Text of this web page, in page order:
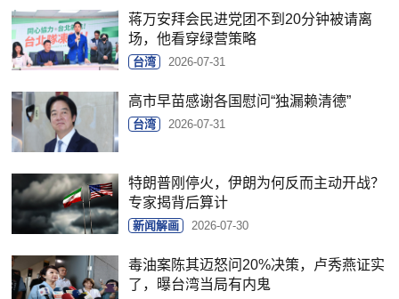
蒋万安拜会民进党团不到20分钟被请离
场，他看穿绿营策略
台湾 2026-07-31
高市早苗感谢各国慰问“独漏赖清德”
台湾 2026-07-31
特朗普刚停火，伊朗为何反而主动开战？
专家揭背后算计
新闻解画 2026-07-30
毒油案陈其迈怒问20%决策，卢秀燕证实
了，曝台湾当局有内鬼